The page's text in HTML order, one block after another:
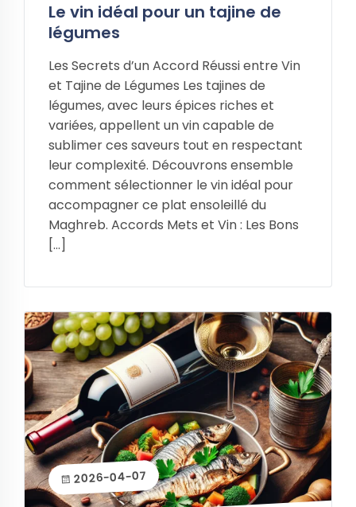
Le vin idéal pour un tajine de
légumes
Les Secrets d’un Accord Réussi entre Vin
et Tajine de Légumes Les tajines de
légumes, avec leurs épices riches et
variées, appellent un vin capable de
sublimer ces saveurs tout en respectant
leur complexité. Découvrons ensemble
comment sélectionner le vin idéal pour
accompagner ce plat ensoleillé du
Maghreb. Accords Mets et Vin : Les Bons
[…]
2026-04-07